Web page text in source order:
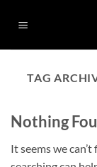
TAG
Nothing
It seems we